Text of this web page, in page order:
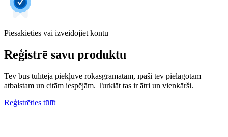
Piesakieties vai izveidojiet kontu
Reģistrē savu produktu
Tev būs tūlītēja piekļuve rokasgrāmatām, īpaši tev pielāgotam
atbalstam un citām iespējām. Turklāt tas ir ātri un vienkārši.
Reģistrēties tūlīt